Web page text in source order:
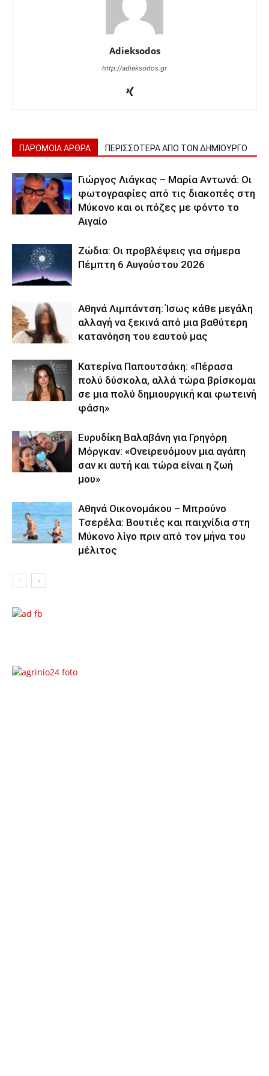
Adieksodos
http://adieksodos.gr
ΠΑΡΟΜΟΙΑ ΑΡΘΡΑ ΠΕΡΙΣΣΟΤΕΡΑ ΑΠΟ ΤΟΝ ΔΗΜΙΟΥΡΓΟ
Γιώργος Λιάγκας – Μαρία Αντωνά: Οι
φωτογραφίες από τις διακοπές στη
Μύκονο και οι πόζες με φόντο το
Αιγαίο
Ζώδια: Οι προβλέψεις για σήμερα
Πέμπτη 6 Αυγούστου 2026
Αθηνά Λιμπάντση: Ίσως κάθε μεγάλη
αλλαγή να ξεκινά από μια βαθύτερη
κατανόηση του εαυτού μας
Κατερίνα Παπουτσάκη: «Πέρασα
πολύ δύσκολα, αλλά τώρα βρίσκομαι
σε μια πολύ δημιουργική και φωτεινή
φάση»
Ευρυδίκη Βαλαβάνη για Γρηγόρη
Μόργκαν: «Ονειρευόμουν μια αγάπη
σαν κι αυτή και τώρα είναι η ζωή
μου»
Αθηνά Οικονομάκου – Μπρούνο
Τσερέλα: Βουτιές και παιχνίδια στη
Μύκονο λίγο πριν από τον μήνα του
μέλιτος